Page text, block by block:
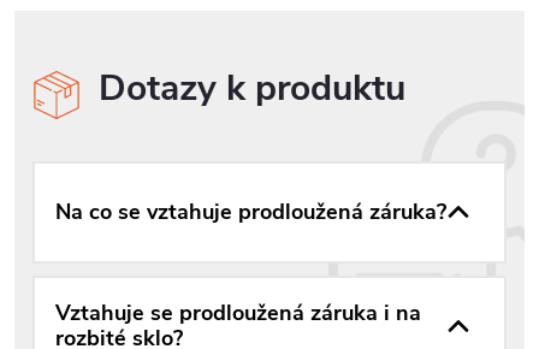
Dotazy k produktu
Na co se vztahuje prodloužená záruka?
Vztahuje se prodloužená záruka i na
rozbité sklo?